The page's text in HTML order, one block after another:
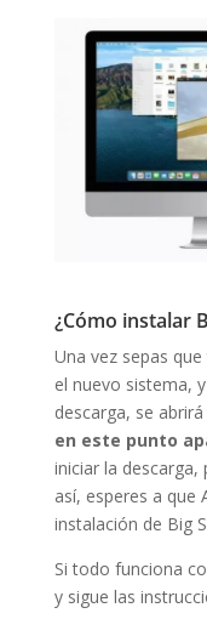
¿Cómo instalar
Una vez sepas
el nuevo sistema,
descarga, se
en este punto
iniciar la
así, esperes a que
instalación de Big
Si todo funciona
y sigue las